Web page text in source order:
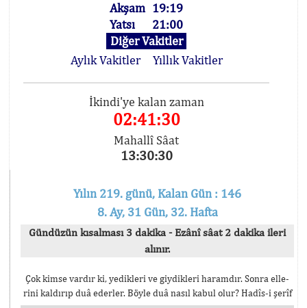
Akşam 19:19
Yatsı
21:00
Diğer Vakitler
Aylık Vakitler
Yıllık Vakitler
İkindi'ye kalan zaman
02:41:30
Mahallî Sâat
13:30:30
Yılın 219. günü, Kalan Gün : 146
8. Ay, 31 Gün, 32. Hafta
Gündüzün kısalması 3 dakika - Ezânî sâat 2 dakika ileri
alınır.
Çok kimse vardır ki, yedikleri ve giydikleri haramdır. Sonra elle-
rini kaldırıp duâ ederler. Böyle duâ nasıl kabul olur? Hadîs-i şerîf